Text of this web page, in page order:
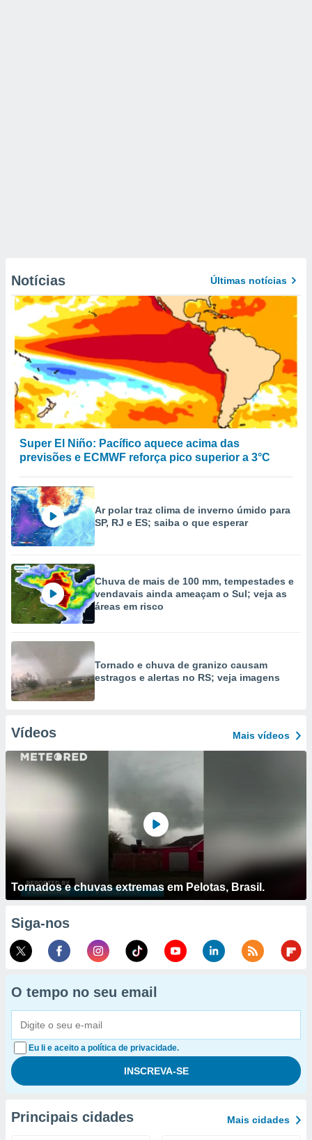
Notícias Últimas notícias
Super El Niño: Pacífico aquece acima das
previsões e ECMWF reforça pico superior a 3°C
Ar polar traz clima de inverno úmido para
SP, RJ e ES; saiba o que esperar
Chuva de mais de 100 mm, tempestades e
vendavais ainda ameaçam o Sul; veja as
áreas em risco
Tornado e chuva de granizo causam
estragos e alertas no RS; veja imagens
Vídeos Mais vídeos
Tornados e chuvas extremas em Pelotas, Brasil.
Siga-nos
O tempo no seu email
Eu li e aceito a política de privacidade.
Principais cidades Mais cidades